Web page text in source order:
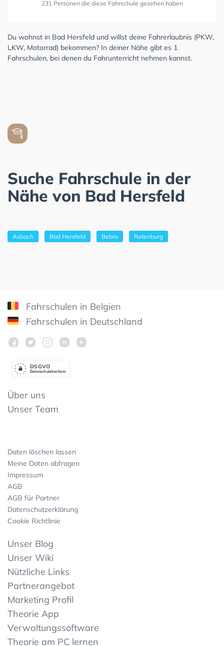
231 Personen die diese Fahrschule gesehen haben
Du wohnst in Bad Hersfeld und willst deine Fahrerlaubnis (PKW,
LKW, Motorrad) bekommen? In deiner Nähe gibt es 1
Fahrschulen, bei denen du Fahrunterricht nehmen kannst.
Suche Fahrschule in der
Nähe von Bad Hersfeld
Asbach Bad Hersfeld Bebra Rotenburg
Fahrschulen in Belgien
Fahrschulen in Deutschland
Datenschutzkonform
DSGVO
Über uns
Unser Team
Daten löschen lassen
Meine Daten abfragen
Impressum
AGB
AGB für Partner
Datenschutzerklärung
Cookie Richtlinie
Unser Blog
Unser Wiki
Nützliche Links
Partnerangebot
Marketing Profil
Theorie App
Verwaltungssoftware
Theorie am PC lernen